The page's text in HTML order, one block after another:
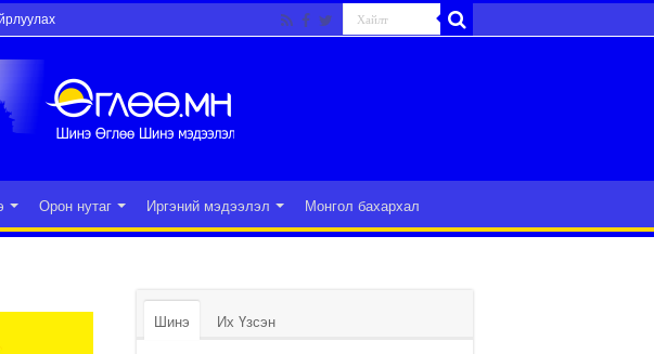
Орон нутаг Иргэний мэдээлэл Монгол бахархал
Шинэ Их Үзсэн